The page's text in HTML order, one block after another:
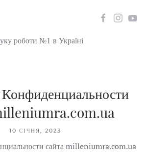
роботи №1 в Україні
10 СІЧНЯ, 2023
сайта milleniumra.com.ua